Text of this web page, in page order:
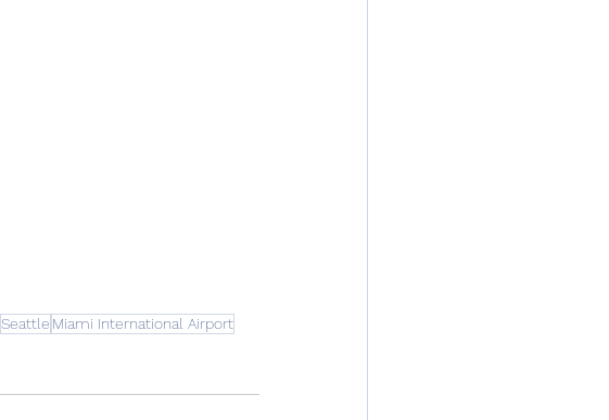
Seattle Miami International Airport